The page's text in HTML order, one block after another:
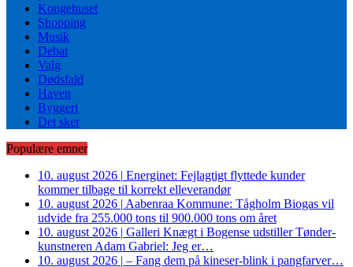
Kongehuset
Shopping
Musik
Debat
Valg
Dødsfald
Haven
Byggeri
Det sker
Populære emner
10. august 2026 | Energinet: Fejlagtigt flyttede kunder
kommer tilbage til korrekt elleverandør
10. august 2026 | Aabenraa Kommune: Tågholm Biogas vil
udvide fra 255.000 tons til 900.000 tons om året
10. august 2026 | Galleri Knægt i Bogense udstiller Tønder-
kunstneren Adam Gabriel: Jeg er…
10. august 2026 | – Fang dem på kineser-blink i pangfarver…